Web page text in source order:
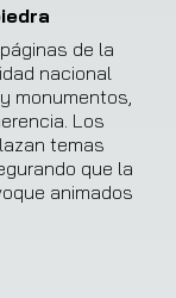
de la
nacional
monumentos,
Los
temas
que la
animados